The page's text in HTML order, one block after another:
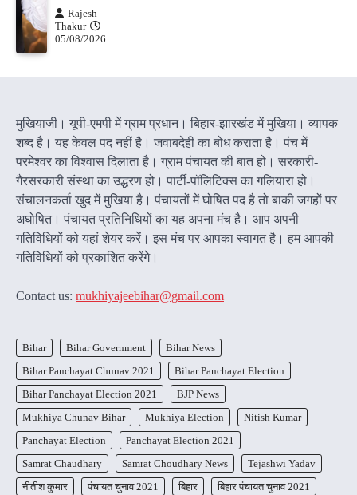
Rajesh
Thakur
05/08/2026
मुखियाजी। यूपी-एमपी में ग्राम प्रधान। बिहार-झारखंड में मुखिया। व्यापक
शब्द है। यह केवल पद नहीं है। जवाबदेही का बोध कराता है। पंच में
परमेश्वर का विश्वास दिलाता है। ग्राम पंचायत की बात हो। सरकारी-
गैरसरकारी संस्था का उद्धरण हो। पार्टी-पॉलिटिक्स का गलियारा हो।
संचालनकर्ता खुद में मुखिया है। पंचायतों में घोषित पद है तो बाकी जगहों पर
अघोषित। पंचायत प्रतिनिधियों का यह अपना मंच है। आप अपनी
गतिविधियों को यहां शेयर करें। इस मंच पर आपका स्वागत है। हम आपकी
गतिविधियों को प्रकाशित करेंगेे।
Contact us: mukhiyajeebihar@gmail.com
Bihar Bihar Government
Bihar News
Bihar Panchayat Chunav 2021
Bihar Panchayat Election
Bihar Panchayat Election 2021
BJP News
Mukhiya Chunav Bihar
Mukhiya Election
Nitish Kumar
Panchayat Election
Panchayat Election 2021
Samrat Chaudhary
Samrat Choudhary News
Tejashwi Yadav
नीतीश कुमार
पंचायत चुनाव 2021 बिहार
बिहार पंचायत चुनाव 2021